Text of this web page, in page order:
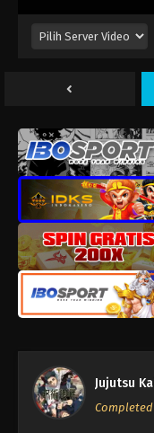
Jujutsu
Completed
Eps
Eps
Eps